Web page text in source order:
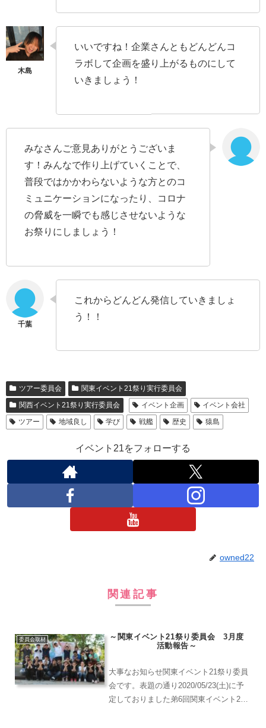
いいですね！企業さんともどんどんコ
ラボして企画を盛り上がるものにして
いきましょう！
みなさんご意見ありがとうございま
す！みんなで作り上げていくことで、
普段ではかかわらないような方とのコ
ミュニケーションになったり、コロナ
の脅威を一瞬でも感じさせないような
お祭りにしましょう！
これからどんどん発信していきましょ
う！！
ツアー委員会
関東イベント21祭り実行委員会
関西イベント21祭り実行委員会
イベント企画
イベント会社
ツアー
地域良し 学び 戦艦 歴史 猿島
イベント21をフォローする
owned22
関連記事
委員会取材
～関東イベント21祭り委員会 3月度
活動報告～
大事なお知らせ関東イベント21祭り委員
会です。表題の通り2020/05/23(土)に予
定しておりました弟6回関東イベント21